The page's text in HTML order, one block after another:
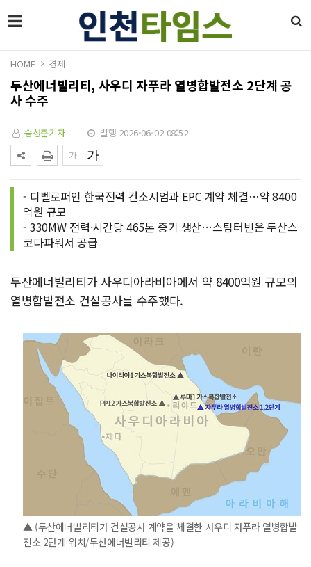
HOME 경제
두산에너빌리티, 사우디 자푸라 열병합발전소 2단계 공
사 수주
송성춘기자 발행 2026-06-02 08:52
- 디벨로퍼인 한국전력 컨소시엄과 EPC 계약 체결…약 8400
억원 규모
- 330MW 전력·시간당 465톤 증기 생산…스팀터빈은 두산스
코다파워서 공급
두산에너빌리티가 사우디아라비아에서 약 8400억원 규모의
열병합발전소 건설공사를 수주했다.
▲ (두산에너빌리티가 건설공사 계약을 체결한 사우디 자푸라 열병합발
전소 2단계 위치/두산에너빌리티 제공)